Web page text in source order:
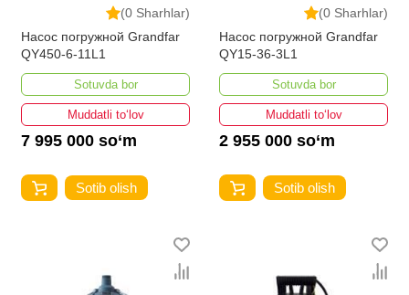
(0 Sharhlar)
Насос погружной Grandfar
QY450-6-11L1
Sotuvda bor
Muddatli to‘lov
7 995 000 so‘m
Sotib olish
(0 Sharhlar)
Насос погружной Grandfar
QY15-36-3L1
Sotuvda bor
Muddatli to‘lov
2 955 000 so‘m
Sotib olish